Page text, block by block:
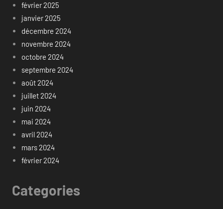
février 2025
janvier 2025
décembre 2024
novembre 2024
octobre 2024
septembre 2024
août 2024
juillet 2024
juin 2024
mai 2024
avril 2024
mars 2024
février 2024
Categories